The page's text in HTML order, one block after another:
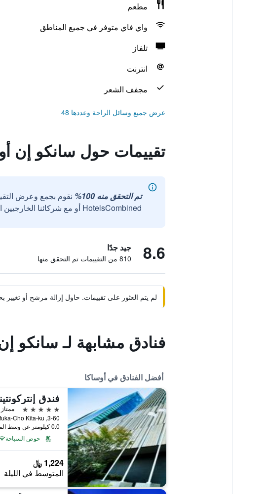
مطعم
واي فاي متوفر في جميع المناطق
تلفاز
انترنت
مجفف الشعر
عرض جميع وسائل الراحة وعددها 48
تقييمات حول سانكو إن
تم التحقق منه 100%
نقوم بجمع وعرض
HotelsCombined أو مع شركائنا الخارجيين الموثوقين.
8.6 جيد جدًا
810 من التقييمات تم التحقق منها
لم يتم العثور على تقييمات. حاول إزالة مرشح أو
فنادق مشابهة لـ سانكو
أفضل الفنادق في أوساكا
فندق
5 نجوم
ممتاز
3-60, Ofuka-Cho Kita-ku, أوساكا, اليابان
0.0 كيلومتر عن وسط المدينة
حوض السباحة
1,224 ﷼
المتوسط في الليلة